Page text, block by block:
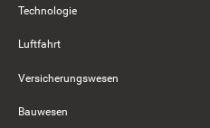
Technologie
Luftfahrt
Versicherungswesen
Bauwesen